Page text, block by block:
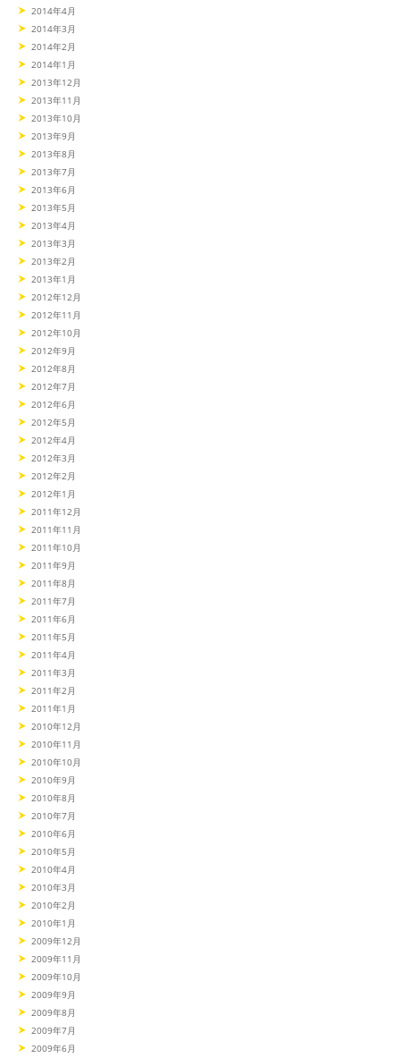
2014年4月
2014年3月
2014年2月
2014年1月
2013年12月
2013年11月
2013年10月
2013年9月
2013年8月
2013年7月
2013年6月
2013年5月
2013年4月
2013年3月
2013年2月
2013年1月
2012年12月
2012年11月
2012年10月
2012年9月
2012年8月
2012年7月
2012年6月
2012年5月
2012年4月
2012年3月
2012年2月
2012年1月
2011年12月
2011年11月
2011年10月
2011年9月
2011年8月
2011年7月
2011年6月
2011年5月
2011年4月
2011年3月
2011年2月
2011年1月
2010年12月
2010年11月
2010年10月
2010年9月
2010年8月
2010年7月
2010年6月
2010年5月
2010年4月
2010年3月
2010年2月
2010年1月
2009年12月
2009年11月
2009年10月
2009年9月
2009年8月
2009年7月
2009年6月